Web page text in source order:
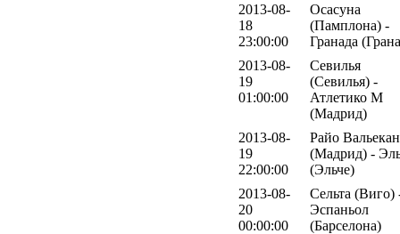
2013-08-
18
23:00:00
Осасуна
(Памплона) -
Гранада
2013-08-
19
01:00:00
Севилья
(Севилья) -
Атлетико М
(Мадрид)
2013-08-
19
22:00:00
Райо
(Мадрид) -
(Эльче)
2013-08-
20
00:00:00
Сельта (Виго)
Эспаньол
(Барселона)